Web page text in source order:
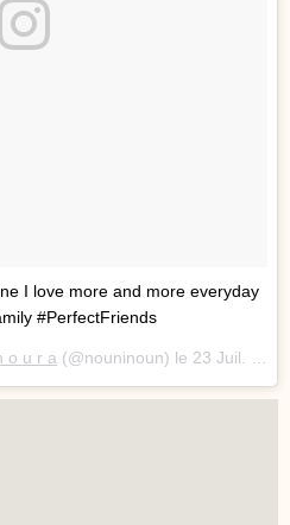
I love more and more everyday
#PerfectFriends
o u r a (@nouninoun) le 23 Juil. 2018 2 :13 PDT